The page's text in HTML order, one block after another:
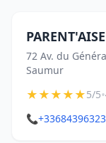
72 Av. du
Saumur
★★★★★5/5•
📞+33684396323